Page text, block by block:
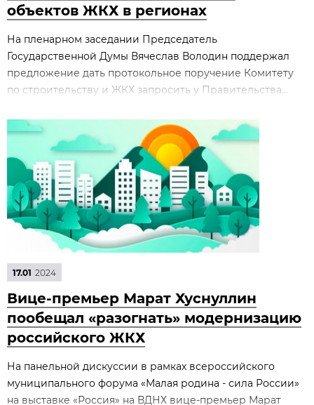
объектов ЖКХ в регионах
На пленарном заседании Председатель
Государственной Думы Вячеслав Володин поддержал
предложение дать протокольное поручение Комитету
по строительству и ЖКХ запросить у Правительства...
17.01 2024
Вице-премьер Марат Хуснуллин
пообещал «разогнать» модернизацию
российского ЖКХ
На панельной дискуссии в рамках всероссийского
муниципального форума «Малая родина - сила России»
на выставке «Россия» на ВДНХ вице-премьер Марат